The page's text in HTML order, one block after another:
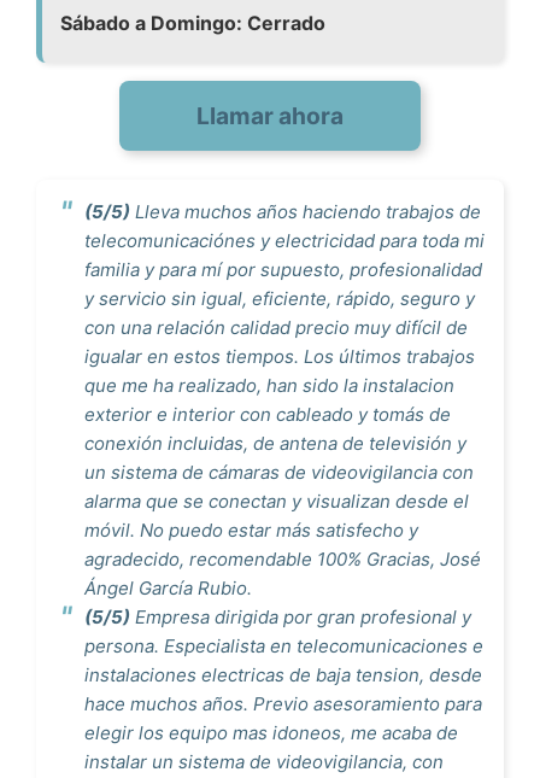
Sábado a Domingo: Cerrado
Llamar ahora
(5/5) Lleva muchos años haciendo trabajos de
telecomunicaciónes y electricidad para toda mi
familia y para mí por supuesto, profesionalidad
y servicio sin igual, eficiente, rápido, seguro y
con una relación calidad precio muy difícil de
igualar en estos tiempos. Los últimos trabajos
que me ha realizado, han sido la instalacion
exterior e interior con cableado y tomás de
conexión incluidas, de antena de televisión y
un sistema de cámaras de videovigilancia con
alarma que se conectan y visualizan desde el
móvil. No puedo estar más satisfecho y
agradecido, recomendable 100% Gracias, José
Ángel García Rubio.
(5/5) Empresa dirigida por gran profesional y
persona. Especialista en telecomunicaciones e
instalaciones electricas de baja tension, desde
hace muchos años. Previo asesoramiento para
elegir los equipo mas idoneos, me acaba de
instalar un sistema de videovigilancia, con